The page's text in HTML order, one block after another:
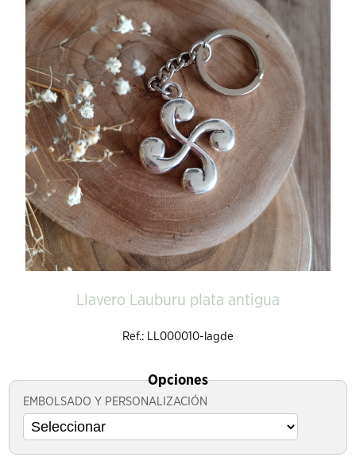
Llavero Lauburu plata antigua
Ref.: LL000010-lagde
Opciones
EMBOLSADO Y PERSONALIZACIÓN